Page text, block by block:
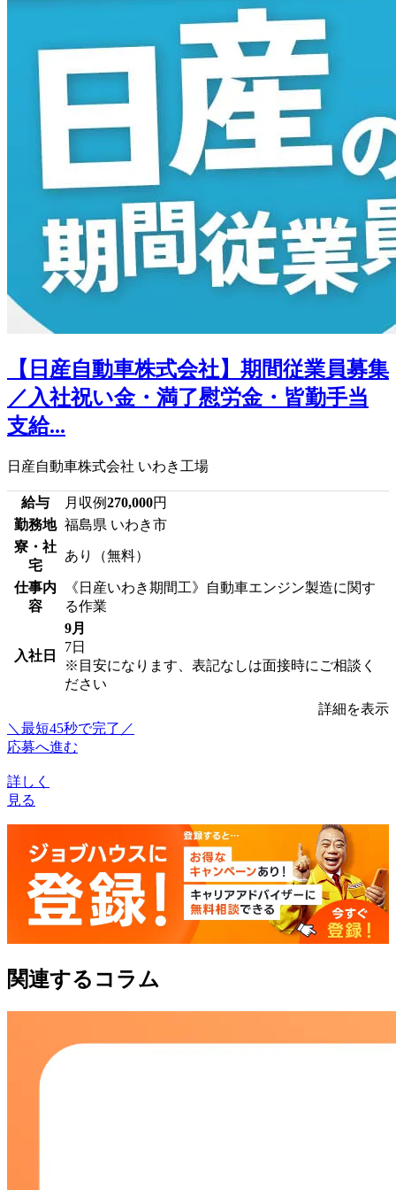
【日産自動車株式会社】期間従業員募集
／入社祝い金・満了慰労金・皆勤手当
支給...
日産自動車株式会社 いわき工場
給与 月収例270,000円
勤務地 福島県 いわき市
寮・社
宅
あり（無料）
仕事内
容
《日産いわき期間工》自動車エンジン製造に関す
る作業
入社日
9月
7日
※目安になります、表記なしは面接時にご相談く
ださい
詳細を表示
＼最短45秒で完了／
応募へ進む
詳しく
見る
関連するコラム